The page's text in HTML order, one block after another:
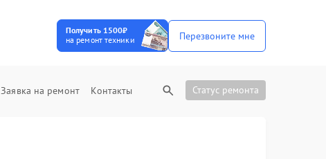
Получить 1500₽
на ремонт техники
Перезвоните мне
Заявка на ремонт Контакты Статус ремонта